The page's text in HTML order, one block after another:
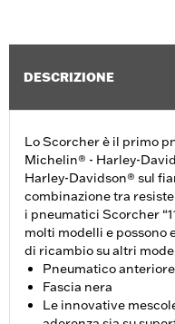
DESCRIZIONE
Lo Scorcher è il primo
Michelin® - Harley-
Harley-Davidson® sul
combinazione tra
i pneumatici Scorcher
molti modelli e possono
di ricambio su altri
Pneumatico anteriore
Fascia nera
Le innovative